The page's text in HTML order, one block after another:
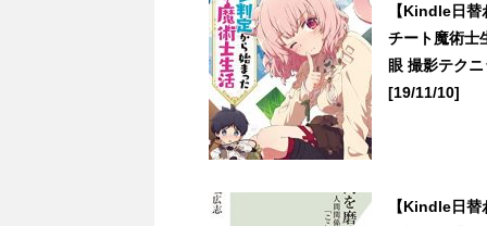
【Kindle日
チート魔術士
眼 撮影テク
[19/11/10]
【Kindle日